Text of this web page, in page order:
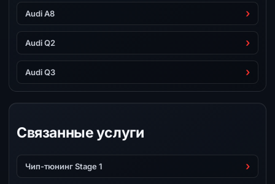
Audi A8
Audi Q2
Audi Q3
Связанные услуги
Чип-тюнинг Stage 1